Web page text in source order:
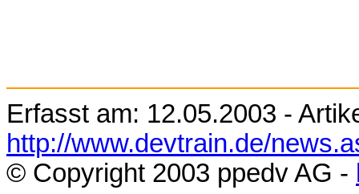
Erfasst am: 12.05.2003 -
http://www.devtrain.de/
© Copyright 2003 ppedv AG -